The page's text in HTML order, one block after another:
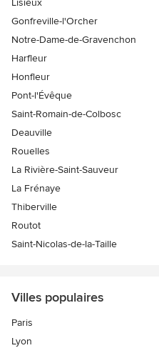
Lisieux
Gonfreville-l'Orcher
Notre-Dame-de-Gravenchon
Harfleur
Honfleur
Pont-l'Évêque
Saint-Romain-de-Colbosc
Deauville
Rouelles
La Rivière-Saint-Sauveur
La Frénaye
Thiberville
Routot
Saint-Nicolas-de-la-Taille
Villes populaires
Paris
Lyon